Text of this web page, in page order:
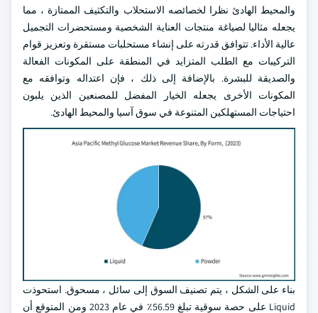
والمحيط الهادئ نظرا لخصائصه الاستحلاب والتكثيف الممتازة ، مما
يجعله مثاليا لصياغة منتجات العناية الشخصية ومستحضرات التجميل
عالية الأداء. تتوافق قدرته على إنشاء مستحلبات مستقرة وتعزيز قوام
التركيبات مع الطلب المتزايد في المنطقة على المكونات الفعالة
والصديقة للبشرة. بالإضافة إلى ذلك ، فإن اعتداله وتوافقه مع
المكونات الأخرى يجعله الخيار المفضل للمصنعين الذين يلبون
احتياجات المستهلكين المتنوعة في سوق آسيا والمحيط الهادئ.
بناء على الشكل ، يتم تصنيف السوق إلى سائل ، مسحوق. استحوذت
Liquid على حصة سوقية تبلغ 56.59٪ في عام 2023 ومن المتوقع أن